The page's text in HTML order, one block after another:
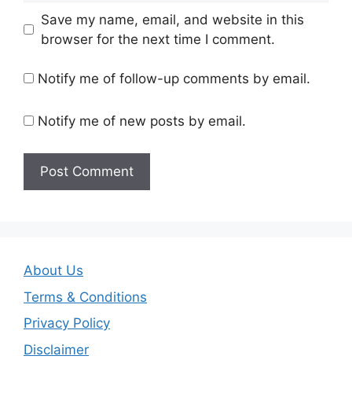
Save my name, email, and website in this
browser for the next time I comment.
Notify me of follow-up comments by email.
Notify me of new posts by email.
About Us
Terms & Conditions
Privacy Policy
Disclaimer